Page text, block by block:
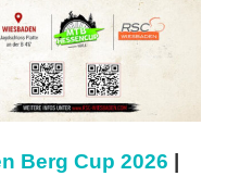
Berg Cup 2026 |